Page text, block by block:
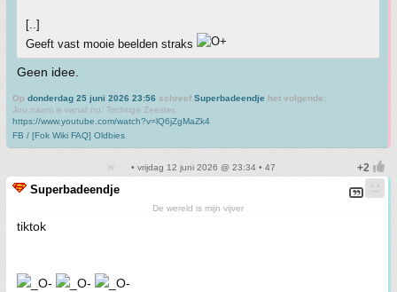
[..]
Geeft vast mooie beelden straks
Geen idee.
Op donderdag 25 juni 2026 23:56 schreef Superbadeendje het volgende:
Jou naam is vanaf nu: Tochtige Zeester.
https://www.youtube.com/watch?v=lQ6jZgMaZk4
FB / [Fok Wiki FAQ] Oldbies
• vrijdag 12 juni 2026 @ 23:34 • 47
Superbadeendje
De wereld is mijn vijver
tiktok